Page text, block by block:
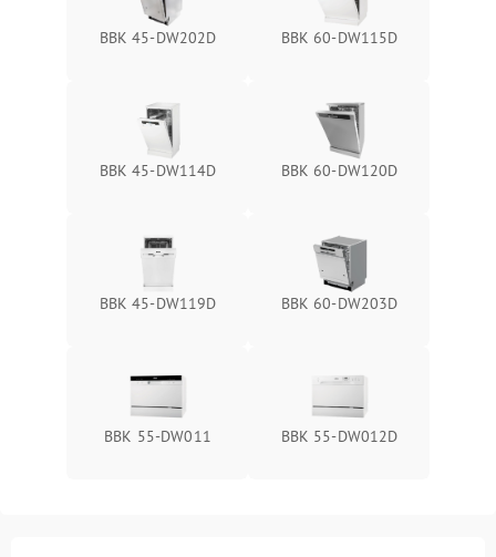
BBK 45-DW202D BBK 60-DW115D
BBK 45-DW114D BBK 60-DW120D
BBK 45-DW119D BBK 60-DW203D
BBK 55-DW011 BBK 55-DW012D